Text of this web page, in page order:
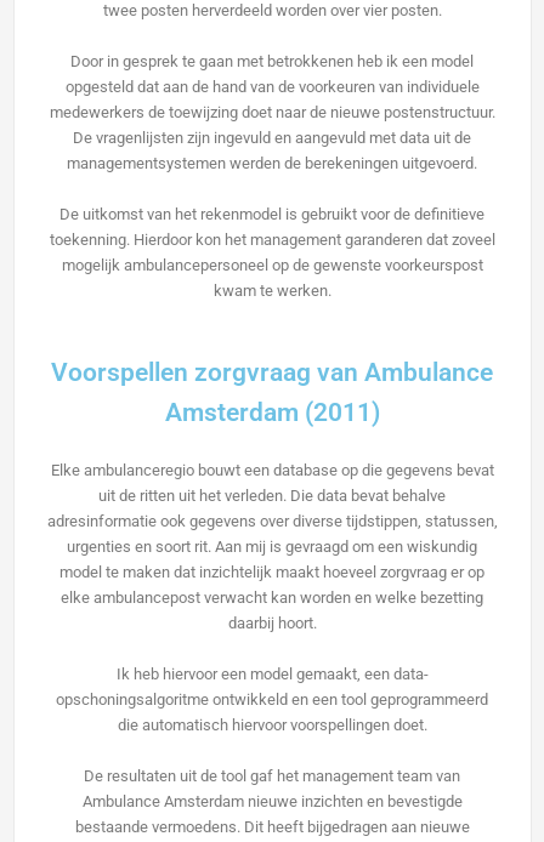
twee posten herverdeeld worden over vier posten.
Door in gesprek te gaan met betrokkenen heb ik een model
opgesteld dat aan de hand van de voorkeuren van individuele
medewerkers de toewijzing doet naar de nieuwe postenstructuur.
De vragenlijsten zijn ingevuld en aangevuld met data uit de
managementsystemen werden de berekeningen uitgevoerd.
De uitkomst van het rekenmodel is gebruikt voor de definitieve
toekenning. Hierdoor kon het management garanderen dat zoveel
mogelijk ambulancepersoneel op de gewenste voorkeurspost
kwam te werken.
Voorspellen zorgvraag van Ambulance
Amsterdam (2011)
Elke ambulanceregio bouwt een database op die gegevens bevat
uit de ritten uit het verleden. Die data bevat behalve
adresinformatie ook gegevens over diverse tijdstippen, statussen,
urgenties en soort rit. Aan mij is gevraagd om een wiskundig
model te maken dat inzichtelijk maakt hoeveel zorgvraag er op
elke ambulancepost verwacht kan worden en welke bezetting
daarbij hoort.
Ik heb hiervoor een model gemaakt, een data-
opschoningsalgoritme ontwikkeld en een tool geprogrammeerd
die automatisch hiervoor voorspellingen doet.
De resultaten uit de tool gaf het management team van
Ambulance Amsterdam nieuwe inzichten en bevestigde
bestaande vermoedens. Dit heeft bijgedragen aan nieuwe